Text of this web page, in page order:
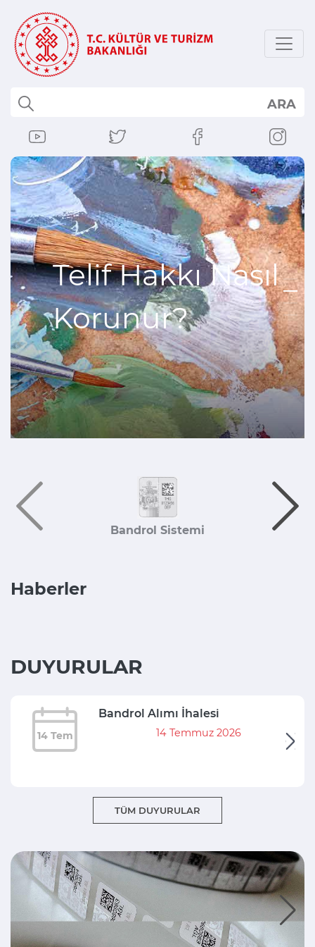
ARA
Telif Hakkı Nasıl
Korunur?
Bandrol Sistemi
Haberler
DUYURULAR
14 Tem
Bandrol Alımı İhalesi
14 Temmuz 2026
TÜM DUYURULAR